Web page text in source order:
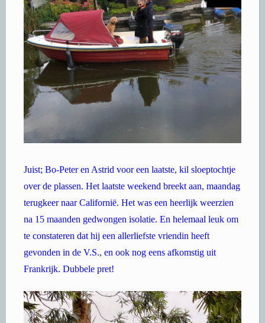
Juist; Bo-Peter en Astrid voor een laatste, kil sloeptochtje
over de plassen. Het laatste weekend breekt aan, maandag
terugkeer naar Californië. Het was een heerlijk weerzien
na 15 maanden gedwongen isolatie. En helemaal leuk om
te constateren dat hij een allerliefste vriendin heeft
gevonden in de V.S., en ook nog eens afkomstig uit
Frankrijk. Dubbele pret!